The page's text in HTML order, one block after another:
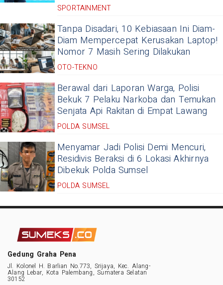
SPORTAINMENT
Tanpa Disadari, 10 Kebiasaan Ini Diam-
Diam Mempercepat Kerusakan Laptop!
Nomor 7 Masih Sering Dilakukan
OTO-TEKNO
Berawal dari Laporan Warga, Polisi
Bekuk 7 Pelaku Narkoba dan Temukan
Senjata Api Rakitan di Empat Lawang
POLDA SUMSEL
Menyamar Jadi Polisi Demi Mencuri,
Residivis Beraksi di 6 Lokasi Akhirnya
Dibekuk Polda Sumsel
POLDA SUMSEL
Gedung Graha Pena
Jl. Kolonel H. Barlian No.773, Srijaya, Kec. Alang-
Alang Lebar, Kota Palembang, Sumatera Selatan
30152